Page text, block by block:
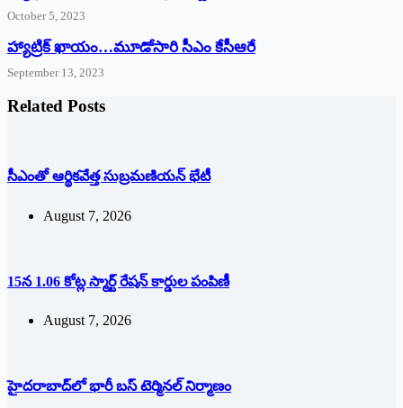
October 5, 2023
హ్యాట్రిక్‌ ‌ఖాయం…మూడోసారి సీఎం కేసీఆరే
September 13, 2023
Related Posts
సీఎంతో ఆర్థికవేత్త సుబ్రమణియన్ భేటీ
August 7, 2026
15న 1.06 కోట్ల స్మార్ట్ రేషన్ కార్డుల పంపిణీ
August 7, 2026
హైదరాబాద్‌లో భారీ బస్‌ ‌టెర్మినల్‌ ‌నిర్మాణం